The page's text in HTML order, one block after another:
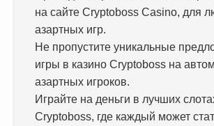
на сайте Cryptoboss Casino, для
азартных игр.
Не пропустите уникальные
игры в казино Cryptoboss на
азартных игроков.
Играйте на деньги в лучших
Cryptoboss, где каждый может